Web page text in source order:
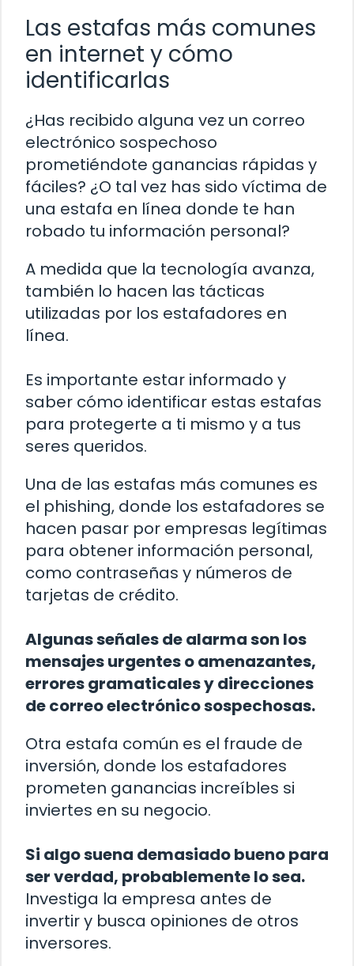
Las estafas más comunes
en internet y cómo
identificarlas
¿Has recibido alguna vez un correo
electrónico sospechoso
prometiéndote ganancias rápidas y
fáciles? ¿O tal vez has sido víctima de
una estafa en línea donde te han
robado tu información personal?
A medida que la tecnología avanza,
también lo hacen las tácticas
utilizadas por los estafadores en
línea.
Es importante estar informado y
saber cómo identificar estas estafas
para protegerte a ti mismo y a tus
seres queridos.
Una de las estafas más comunes es
el phishing, donde los estafadores se
hacen pasar por empresas legítimas
para obtener información personal,
como contraseñas y números de
tarjetas de crédito.
Algunas señales de alarma son los
mensajes urgentes o amenazantes,
errores gramaticales y direcciones
de correo electrónico sospechosas.
Otra estafa común es el fraude de
inversión, donde los estafadores
prometen ganancias increíbles si
inviertes en su negocio.
Si algo suena demasiado bueno para
ser verdad, probablemente lo sea.
Investiga la empresa antes de
invertir y busca opiniones de otros
inversores.